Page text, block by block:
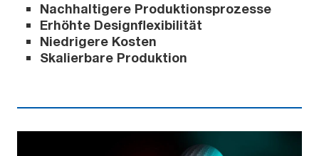
Nachhaltigere Produktionsprozesse
Erhöhte Designflexibilität
Niedrigere Kosten
Skalierbare Produktion